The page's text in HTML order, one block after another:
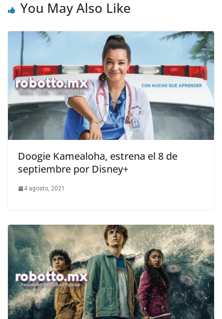
You May Also Like
Doogie Kamealoha, estrena el 8 de
septiembre por Disney+
4 agosto, 2021